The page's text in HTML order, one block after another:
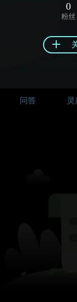
0
粉丝
问答 灵